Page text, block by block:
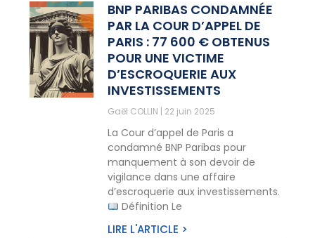
BNP PARIBAS CONDAMNÉE
PAR LA COUR D’APPEL DE
PARIS : 77 600 € OBTENUS
POUR UNE VICTIME
D’ESCROQUERIE AUX
INVESTISSEMENTS
Gaël COLLIN 22 juin 2025
La Cour d’appel de Paris a
condamné BNP Paribas pour
manquement à son devoir de
vigilance dans une affaire
d’escroquerie aux investissements.
Définition Le
LIRE L'ARTICLE >